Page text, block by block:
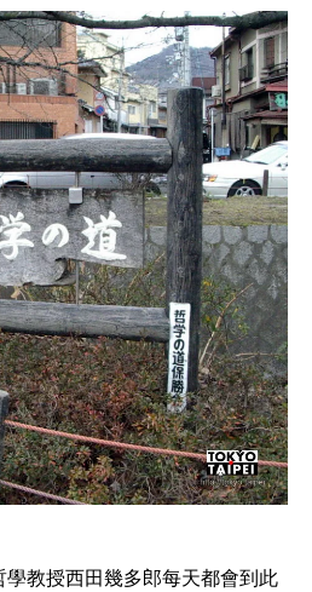
教授西田幾多郎每天都會到此